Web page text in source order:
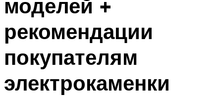
моделей +
рекомендации
покупателям
электрокаменки